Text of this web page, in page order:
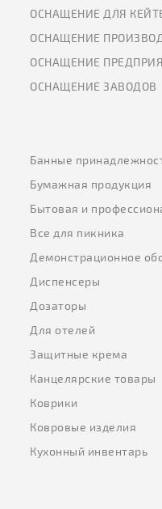
ОСНАЩЕНИЕ ДЛЯ
ОСНАЩЕНИЕ
ОСНАЩЕНИЕ
ОСНАЩЕНИЕ ЗАВОДОВ
Банные
Бумажная продукция
Бытовая и
Все для пикника
Демонстрационное
Диспенсеры
Дозаторы
Для отелей
Защитные крема
Канцелярские товары
Коврики
Ковровые изделия
Кухонный инвентарь